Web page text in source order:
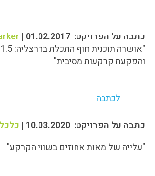
כתבה על הפרויקט: 01.02.2017 |
והפקעת קרקעות מסיבית"
לכתבה
כתבה על הפרויקט: 10.03.2020 |
"עלייה של מאות אחוזים בשווי הקרקע"